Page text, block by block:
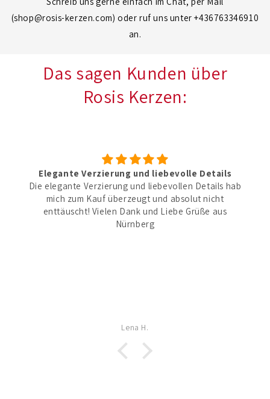
(shop@rosis-kerzen.com) oder ruf uns unter +436763346910
an.
Das sagen Kunden über
Rosis Kerzen:
Elegante Verzierung und liebevolle Details
Die elegante Verzierung und liebevollen Details hab
mich zum Kauf überzeugt und absolut nicht
enttäuscht! Vielen Dank und Liebe Grüße aus
Nürnberg
Lena H.